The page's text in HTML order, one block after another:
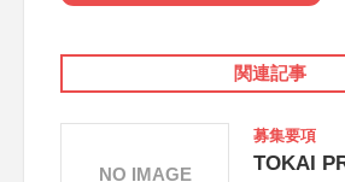
関連記事
募集要項
TOKAI
NO IMAGE